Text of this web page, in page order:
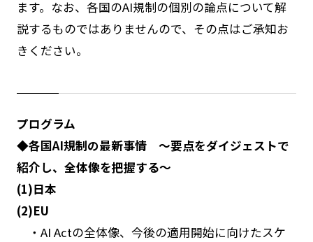
ます。なお、各国のAI規制の個別の論点について解
説するものではありませんので、その点はご承知お
きください。
プログラム
◆各国AI規制の最新事情 ～要点をダイジェストで
紹介し、全体像を把握する～
(1)日本
(2)EU
・AI Actの全体像、今後の適用開始に向けたスケ